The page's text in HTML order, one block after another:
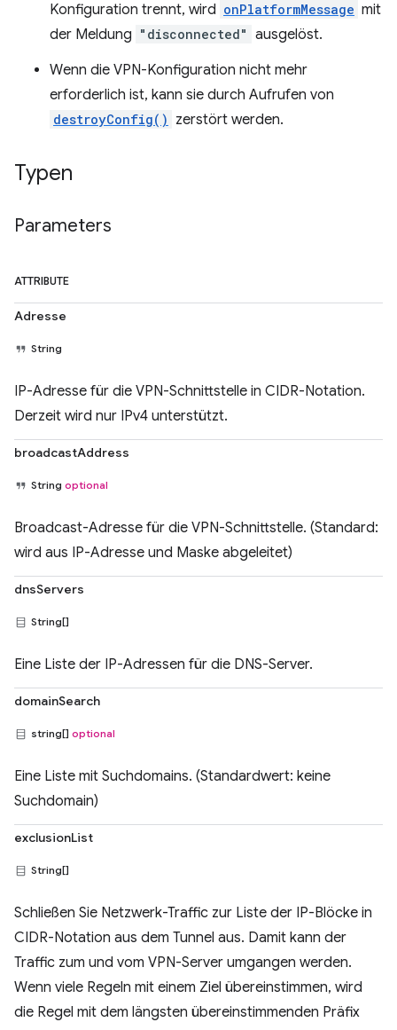
Konfiguration trennt, wird onPlatformMessage mit
der Meldung "disconnected" ausgelöst.
Wenn die VPN-Konfiguration nicht mehr
erforderlich ist, kann sie durch Aufrufen von
destroyConfig() zerstört werden.
Typen
Parameters
ATTRIBUTE
Adresse
String
IP-Adresse für die VPN-Schnittstelle in CIDR-Notation.
Derzeit wird nur IPv4 unterstützt.
broadcastAddress
String optional
Broadcast-Adresse für die VPN-Schnittstelle. (Standard:
wird aus IP-Adresse und Maske abgeleitet)
dnsServers
String[]
Eine Liste der IP-Adressen für die DNS-Server.
domainSearch
string[] optional
Eine Liste mit Suchdomains. (Standardwert: keine
Suchdomain)
exclusionList
String[]
Schließen Sie Netzwerk-Traffic zur Liste der IP-Blöcke in
CIDR-Notation aus dem Tunnel aus. Damit kann der
Traffic zum und vom VPN-Server umgangen werden.
Wenn viele Regeln mit einem Ziel übereinstimmen, wird
die Regel mit dem längsten übereinstimmenden Präfix